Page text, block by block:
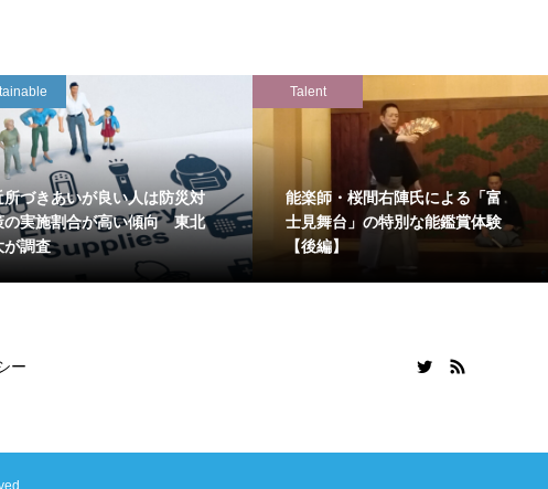
所づきあいが良い人は防災対
の実施割合が高い傾向 東北
が調査
Talent
能楽師・桜間右陣氏による「富
士見舞台」の特別な能鑑賞体験
【後編】
ー